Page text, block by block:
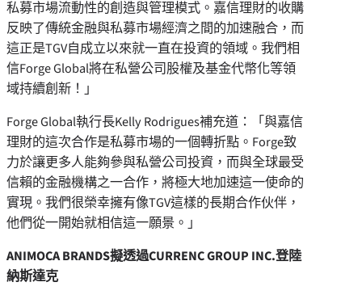
私募市場流動性的創造與管理模式。嘉信理財的收購
反映了傳統金融與私募市場經濟之間的加速融合，而
這正是TGV自成立以來就一直在投資的領域。我們相
信Forge Global將在私營公司股權及基金代幣化等領
域持續創新！」
Forge Global執行長Kelly Rodrigues補充道：「與嘉信
理財的這次合作是私募市場的一個轉折點。Forge致
力於讓更多人能夠參與私營公司投資，而與全球最受
信賴的金融機構之一合作，將極大地加速這一使命的
實現。我們很榮幸擁有像TGV這樣的長期合作伙伴，
他們從一開始就相信這一願景。」
ANIMOCA BRANDS擬透過CURRENC GROUP INC.登陸
納斯達克